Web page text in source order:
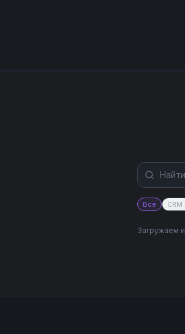
Все
Загружаем